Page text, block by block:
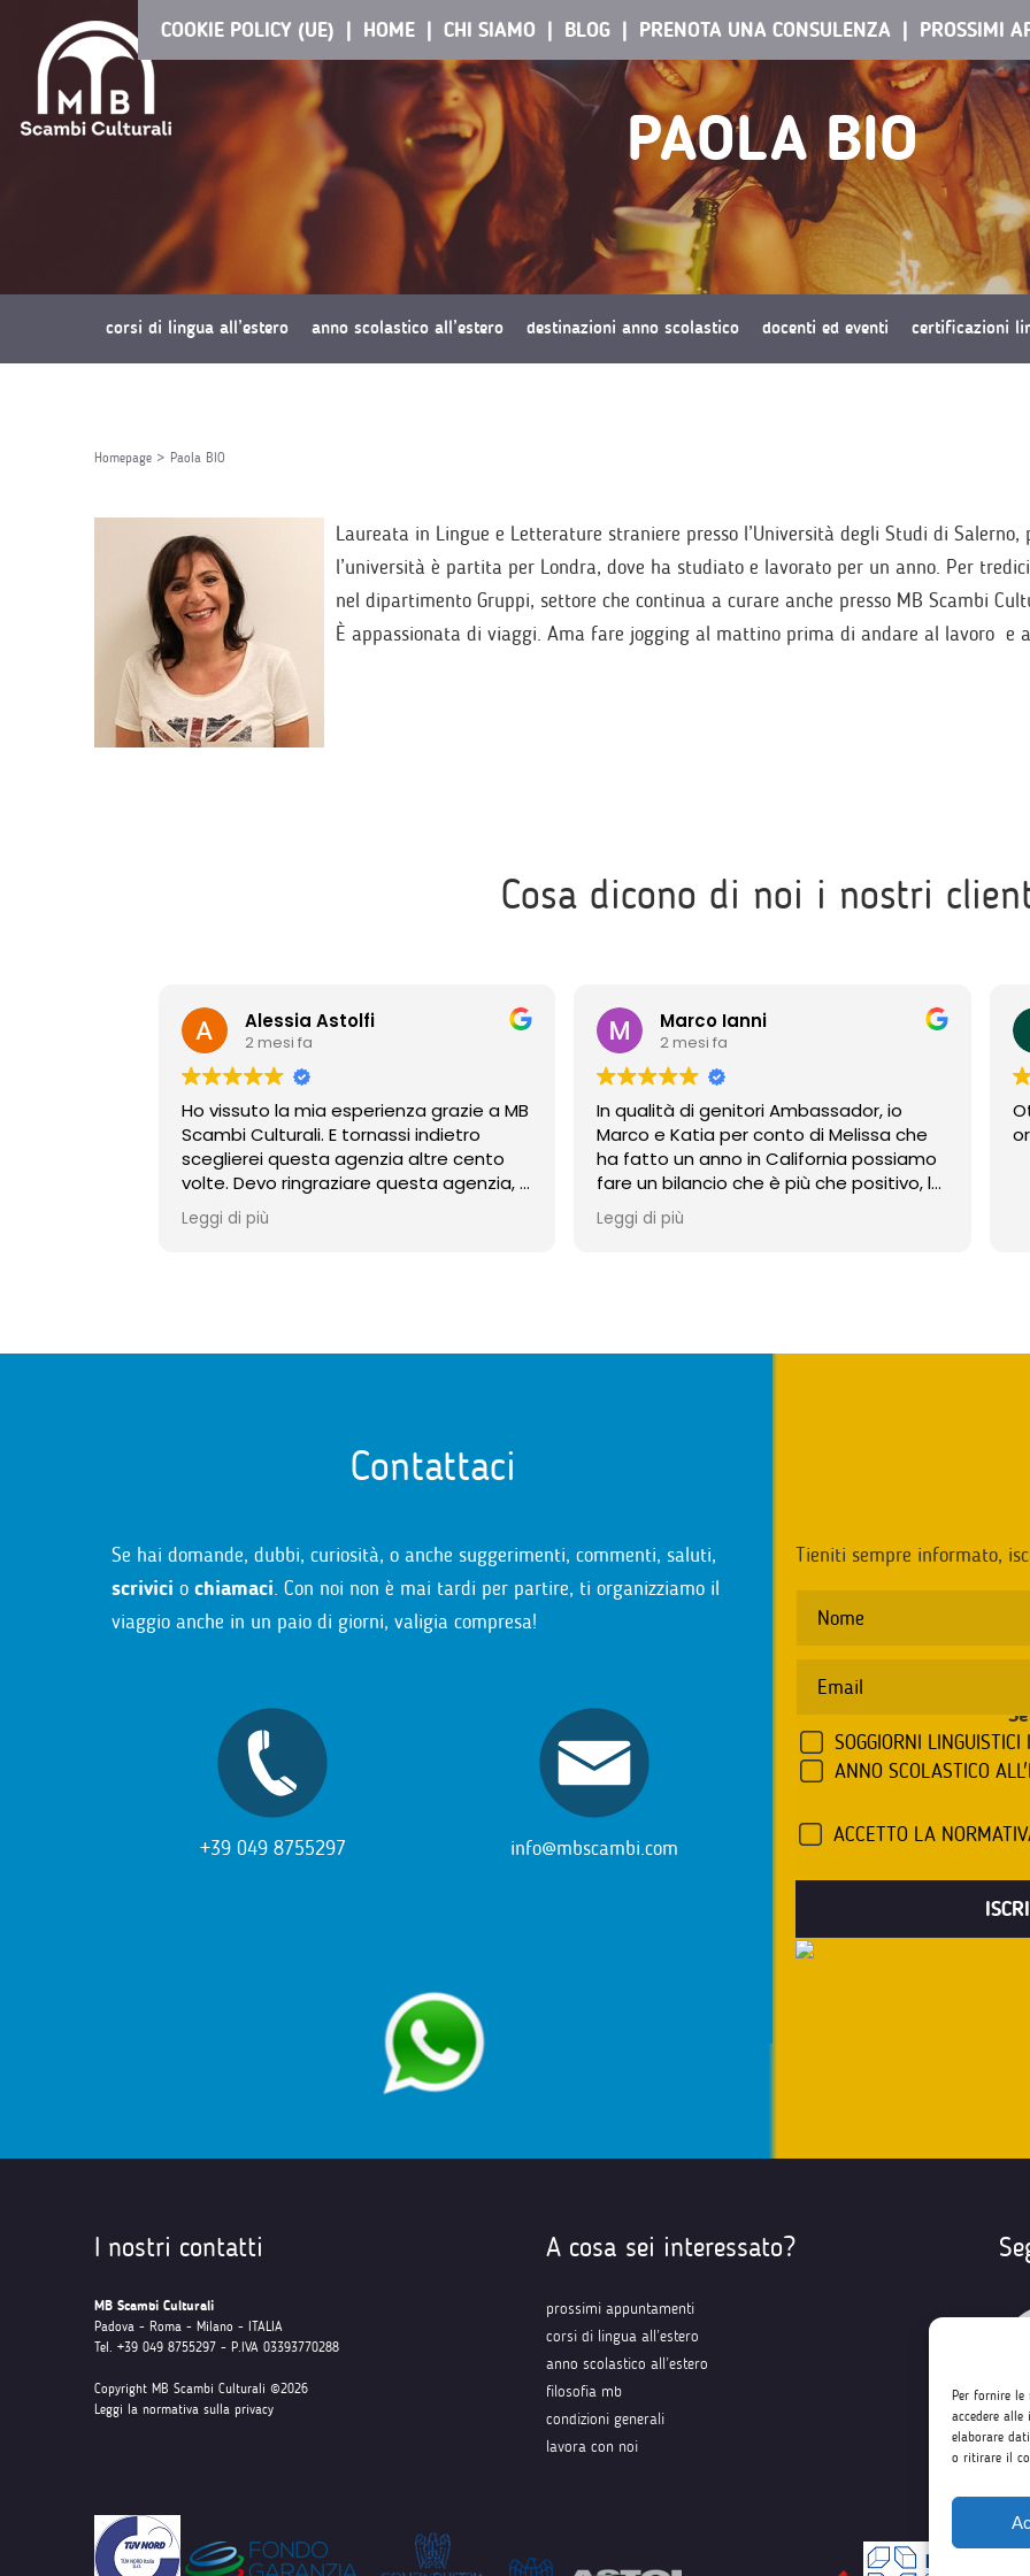
Per fornire le
accedere
elaborare
o ritirare il
PROSSIMI
PRENOTA UNA CONSULENZA
BLOG
CHI SIAMO
HOME
COOKIE POLICY (UE)
PAOLA BIO
corsi di lingua all’estero anno scolastico all’estero destinazioni anno scolastico docenti ed eventi certificazioni
Homepage > Paola BIO
Laureata in Lingue e Letterature straniere presso l’Università degli Studi di Salerno,
l’università è partita per Londra, dove ha studiato e lavorato per un anno. Per
nel dipartimento Gruppi, settore che continua a curare anche presso MB Scambi
È appassionata di viaggi. Ama fare jogging al mattino prima di andare al lavoro e
Cosa dicono di noi i nostri
Alessia Astolfi
2 mesi fa
Ho vissuto la mia esperienza grazie a MB
Scambi Culturali. E tornassi indietro
sceglierei questa agenzia altre cento
volte. Devo ringraziare questa agenzia, e
in particolare Silvia, perché mi è sempre
stata accanto, dal primo all’ultimo
durante tutta la mia esperienza,
questa agenzia perché con MB non ci si
sente mai abbandonati.
Leggi di più
Marco Ianni
2 mesi fa
In qualità di genitori Ambassador, io
Marco e Katia per conto di Melissa che
ha fatto un anno in California possiamo
fare un bilancio che è più che positivo, lo
consiglio a tutti e sarò promotore di una
pubblicità instancabile al fine di
Leggi di più
Contattaci
Se hai domande, dubbi, curiosità, o anche suggerimenti, commenti, saluti,
scrivici o chiamaci. Con noi non è mai tardi per partire, ti organizziamo il
viaggio anche in un paio di giorni, valigia compresa!
+39 049 8755297 info@mbscambi.com
Tieniti sempre informato,
SOGGIORNI
ANNO SCOLASTICO
ACCETTO LA
I nostri contatti
MB Scambi Culturali
Padova - Roma - Milano - ITALIA
Tel. +39 049 8755297 - P.IVA 03393770288
Copyright MB Scambi Culturali ©2026
Leggi la normativa sulla privacy
A cosa sei interessato?
prossimi appuntamenti
corsi di lingua all’estero
anno scolastico all’estero
filosofia mb
condizioni generali
lavora con noi